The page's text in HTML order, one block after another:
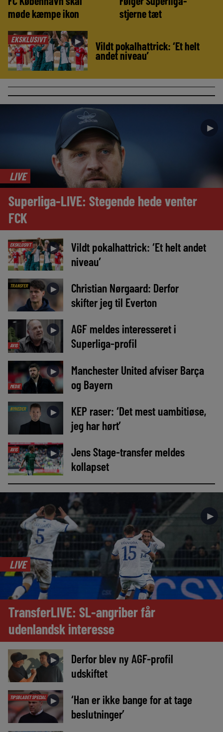
møde kæmpe ikon
stjerne tæt
EKSKLUSIVT ► Vildt pokalhattrick: ‘Et helt
andet niveau’
►
LIVE
Superliga-LIVE: Stegende hede venter
FCK
EKSKLUSIVT ►
Vildt pokalhattrick: ‘Et helt andet
niveau’
TRANSFER ►
Christian Nørgaard: Derfor
skifter jeg til Everton
AVIS
►
AGF meldes interesseret i
Superliga-profil
MEDIE
►
Manchester United afviser Barça
og Bayern
NYHEDER ►
KEP raser: ‘Det mest uambitiøse,
jeg har hørt’
AVIS ►
Jens Stage-transfer meldes
kollapset
►
LIVE
TransferLIVE: SL-angriber får
udenlandsk interesse
►
Derfor blev ny AGF-profil
udskiftet
TIPSBLADET SPECIAL ►
‘Han er ikke bange for at tage
beslutninger’